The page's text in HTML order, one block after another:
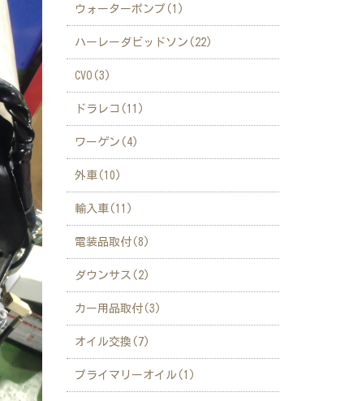
ウォーターポンプ(1)
ハーレーダビッドソン(22)
CVO(3)
ドラレコ(11)
ワーゲン(4)
外車(10)
輸入車(11)
電装品取付(8)
ダウンサス(2)
カー用品取付(3)
オイル交換(7)
プライマリーオイル(1)